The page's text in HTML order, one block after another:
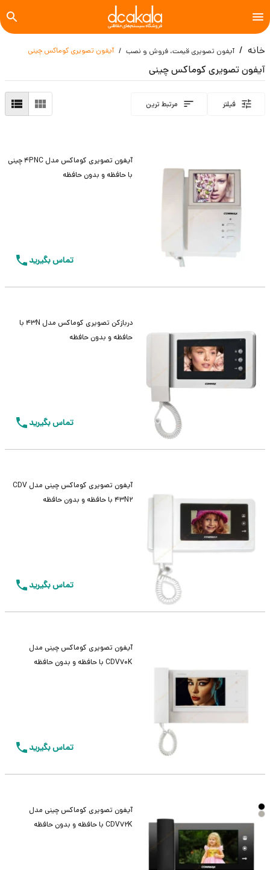
خانه آیفون تصویری قیمت، فروش و نصب آیفون تصویری کوماکس چینی
آیفون تصویری کوماکس چینی
فیلتر مرتبط ترین
آیفون تصویری کوماکس مدل 4PNC چینی
با حافظه و بدون حافظه
تماس بگیرید
دربازکن تصویری کوماکس مدل 43N با
حافظه و بدون حافظه
تماس بگیرید
آیفون تصویری کوماکس چینی مدل CDV
43N2 با حافظه و بدون حافظه
تماس بگیرید
آیفون تصویری کوماکس چینی مدل
CDV70K با حافظه و بدون حافظه
تماس بگیرید
آیفون تصویری کوماکس چینی مدل
CDV72K با حافظه و بدون حافظه